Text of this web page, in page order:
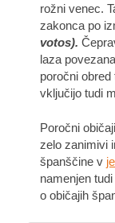
rožni venec.
zakonca po
votos).
laza
poročni obred
vključijo tudi
Poročni
zelo zanimivi
španščine v
namenjen
o običajih